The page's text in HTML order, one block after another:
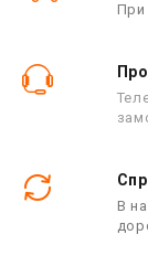
При
В